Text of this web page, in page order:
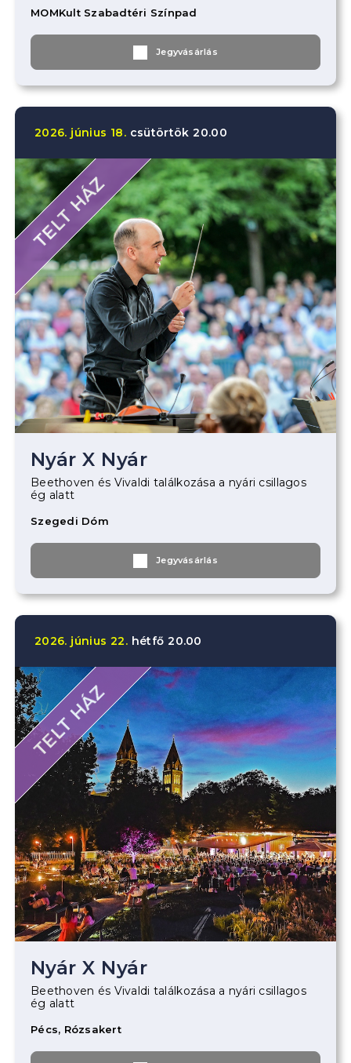
MOMKult Szabadtéri Színpad
Jegyvásárlás
2026. június 18. csütörtök 20.00
TELT HÁZ
Nyár X Nyár
Beethoven és Vivaldi találkozása a nyári csillagos
ég alatt
Szegedi Dóm
Jegyvásárlás
2026. június 22. hétfő 20.00
TELT HÁZ
Nyár X Nyár
Beethoven és Vivaldi találkozása a nyári csillagos
ég alatt
Pécs, Rózsakert